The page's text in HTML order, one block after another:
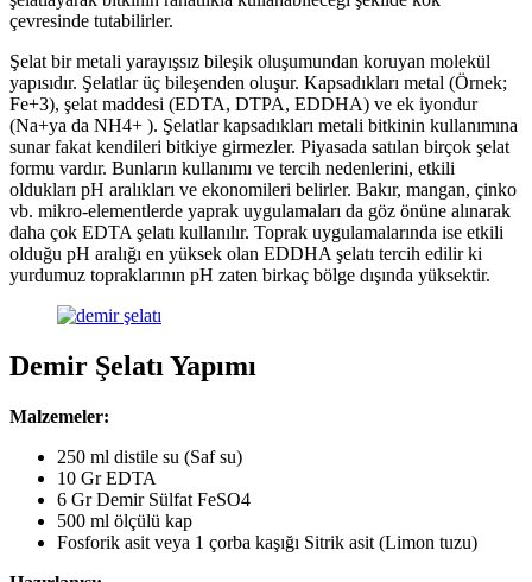
çevresinde tutabilirler.
Şelat bir metali yarayışsız bileşik oluşumundan koruyan molekül
yapısıdır. Şelatlar üç bileşenden oluşur. Kapsadıkları metal (Örnek;
Fe+3), şelat maddesi (EDTA, DTPA, EDDHA) ve ek iyondur
(Na+ya da NH4+ ). Şelatlar kapsadıkları metali bitkinin kullanımına
sunar fakat kendileri bitkiye girmezler. Piyasada satılan birçok şelat
formu vardır. Bunların kullanımı ve tercih nedenlerini, etkili
oldukları pH aralıkları ve ekonomileri belirler. Bakır, mangan, çinko
vb. mikro-elementlerde yaprak uygulamaları da göz önüne alınarak
daha çok EDTA şelatı kullanılır. Toprak uygulamalarında ise etkili
olduğu pH aralığı en yüksek olan EDDHA şelatı tercih edilir ki
yurdumuz topraklarının pH zaten birkaç bölge dışında yüksektir.
Demir Şelatı Yapımı
Malzemeler:
250 ml distile su (Saf su)
10 Gr EDTA
6 Gr Demir Sülfat FeSO4
500 ml ölçülü kap
Fosforik asit veya 1 çorba kaşığı Sitrik asit (Limon tuzu)